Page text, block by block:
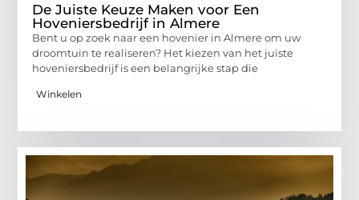
De Juiste Keuze Maken voor Een
Hoveniersbedrijf in Almere
Bent u op zoek naar een hovenier in Almere om uw
droomtuin te realiseren? Het kiezen van het juiste
hoveniersbedrijf is een belangrijke stap die
Winkelen